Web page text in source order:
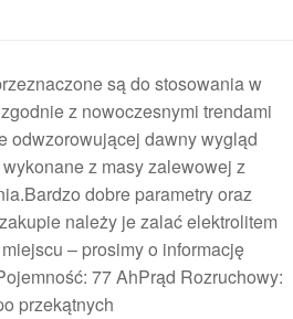
są do stosowania w
z nowoczesnymi trendami
odwzorowującej dawny wygląd
z masy zalewowej z
dobre parametry oraz
należy je zalać elektrolitem
– prosimy o informację
77 AhPrąd Rozruchowy:
przekątnych